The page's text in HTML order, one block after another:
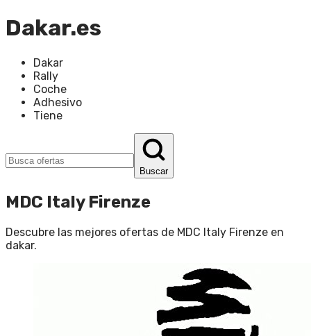
Dakar.es
Dakar
Rally
Coche
Adhesivo
Tiene
Buscar
MDC Italy Firenze
Descubre las mejores ofertas de MDC Italy Firenze en
dakar.